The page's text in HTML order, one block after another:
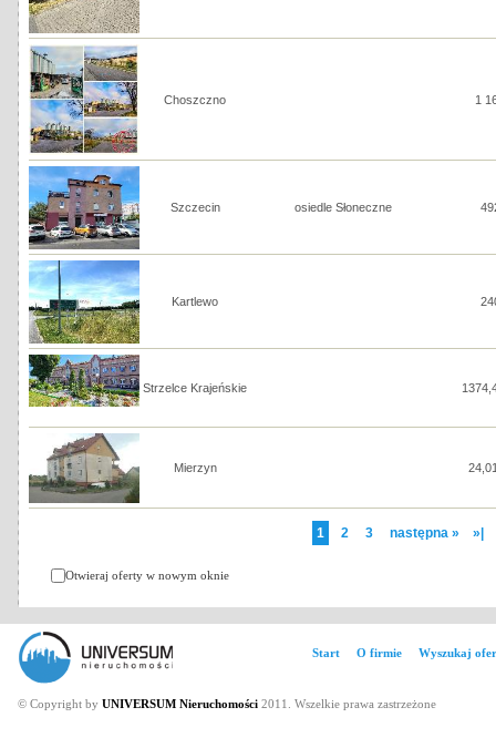
Choszczno 1
Szczecin osiedle Słoneczne
Kartlewo
Strzelce Krajeńskie
Mierzyn
1 2 3 następna » »|
Otwieraj oferty w nowym oknie
Start O firmie Wyszukaj
© Copyright by UNIVERSUM Nieruchomości 2011. Wszelkie prawa zastrzeżone